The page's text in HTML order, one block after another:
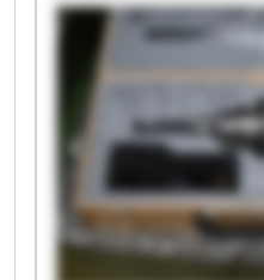
Hartner Aggregate
Hartner Aggregate
Hartner Aggregate
Hartner Aggregate
Hartner Aggregate
Hartner Aggregate und
Hartner Aggregate
Hartner Aggregate
Hartner Aggregate und
Hartner Aggregate und
Hartner Aggregate